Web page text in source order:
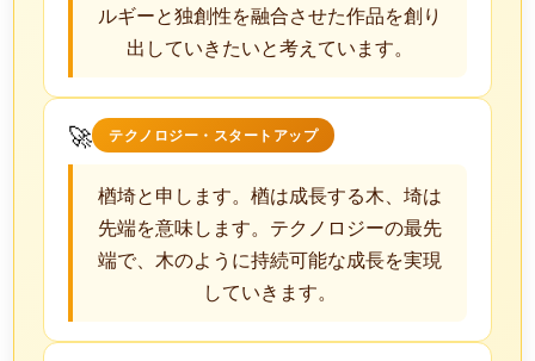
ルギーと独創性を融合させた作品を創り
出していきたいと考えています。
🚀 テクノロジー・スタートアップ
楢埼と申します。楢は成長する木、埼は
先端を意味します。テクノロジーの最先
端で、木のように持続可能な成長を実現
していきます。